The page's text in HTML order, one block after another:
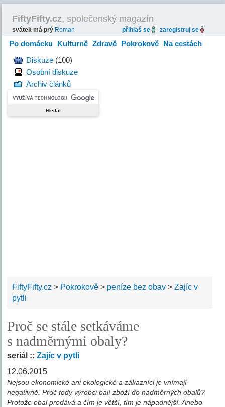
FiftyFifty.cz, společenský magazín
svátek má prý Roman přihlaš se zaregistruj se
Po domácku Kulturně Zdravě Pokrokově Na cestách
HravěDiskuze (100)
Osobní diskuze
Archiv článků
FiftyFifty.cz > Pokrokově > peníze bez obav >Zajíc v
pytli
Proč se stále setkáváme
s nadměrnými obaly?
seriál ::Zajíc v pytli
12.06.2015
Nejsou ekonomické ani ekologické a zákazníci je vnímají
negativně. Proč tedy výrobci balí zboží do nadměrných obalů?
Protože obal prodává a čím je větší, tím je nápadnější. Anebo